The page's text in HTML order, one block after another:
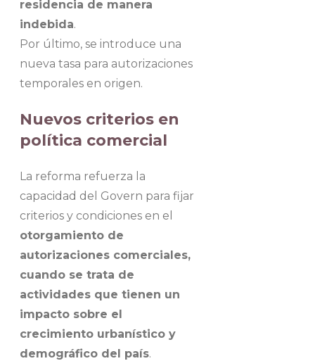
residencia de manera
indebida.
Por último, se introduce una
nueva tasa para autorizaciones
temporales en origen.
Nuevos criterios en
política comercial
La reforma refuerza la
capacidad del Govern para fijar
criterios y condiciones en el
otorgamiento de
autorizaciones comerciales,
cuando se trata de
actividades que tienen un
impacto sobre el
crecimiento urbanístico y
demográfico del país.